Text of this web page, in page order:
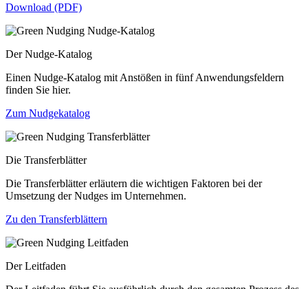
Download (PDF)
Der Nudge-Katalog
Einen Nudge-Katalog mit Anstößen in fünf Anwendungsfeldern
finden Sie hier.
Zum Nudgekatalog
Die Transferblätter
Die Transferblätter erläutern die wichtigen Faktoren bei der
Umsetzung der Nudges im Unternehmen.
Zu den Transferblättern
Der Leitfaden